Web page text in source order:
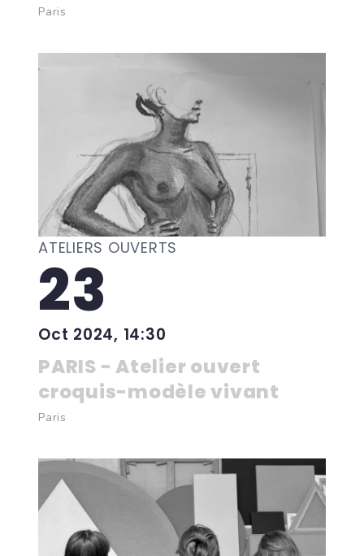
Paris
ATELIERS OUVERTS
23
Oct 2024, 14:30
PARIS - Atelier ouvert
croquis-modèle vivant
Paris